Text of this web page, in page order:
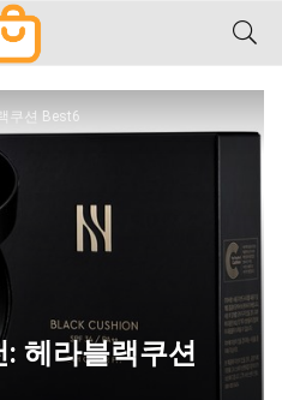
쿠션 Best6
헤라블랙쿠션